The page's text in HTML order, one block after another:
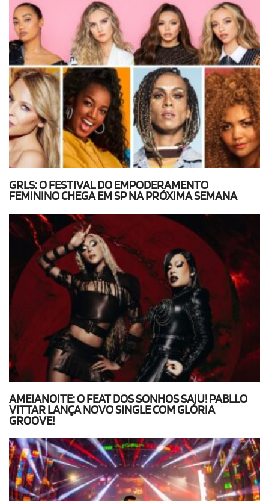
GRLS: O FESTIVAL DO EMPODERAMENTO
FEMININO CHEGA EM SP NA PRÓXIMA SEMANA
AMEIANOITE: O FEAT DOS SONHOS SAIU! PABLLO
VITTAR LANÇA NOVO SINGLE COM GLÓRIA
GROOVE!